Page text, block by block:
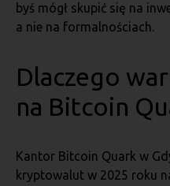
byś mógł skupić się na
a nie na formalnościach.
Dlaczego
na Bitcoin
Kantor Bitcoin Quark w
kryptowalut w 2025 roku